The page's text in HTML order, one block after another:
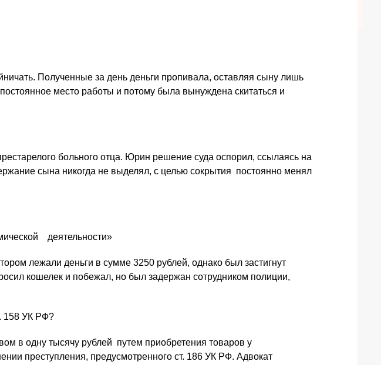
Полученные за день деньги пропивала, оставляя сыну лишь
место работы и потому была вынуждена скитаться и
больного отца. Юрин решение суда оспорил, ссылаясь на
сына никогда не выделял, с целью сокрытия постоянно менял
деятельности»
лежали деньги в сумме 3250 рублей, однако был застигнут
кошелек и побежал, но был задержан сотрудником полиции,
158 УК РФ?
в одну тысячу рублей путем приобретения товаров у
преступления, предусмотренного ст. 186 УК РФ. Адвокат